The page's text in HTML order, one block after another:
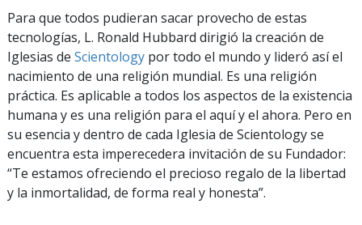
Para que todos pudieran sacar provecho de estas
tecnologías, L. Ronald Hubbard dirigió la creación de
Iglesias de Scientology por todo el mundo y lideró así el
nacimiento de una religión mundial. Es una religión
práctica. Es aplicable a todos los aspectos de la existencia
humana y es una religión para el aquí y el ahora. Pero en
su esencia y dentro de cada Iglesia de Scientology se
encuentra esta imperecedera invitación de su Fundador:
“Te estamos ofreciendo el precioso regalo de la libertad
y la inmortalidad, de forma real y honesta”.